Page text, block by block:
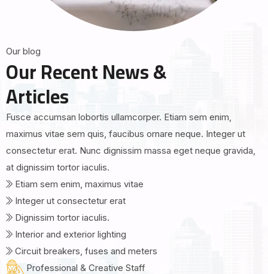
Our blog
OurRecentNews&
Articles
Fusce accumsan lobortis ullamcorper. Etiam sem enim,
maximus vitae sem quis, faucibus ornare neque. Integer ut
consectetur erat. Nunc dignissim massa eget neque gravida,
at dignissim tortor iaculis.
Etiam sem enim, maximus vitae
Integer ut consectetur erat
Dignissim tortor iaculis.
Interior and exterior lighting
Circuit breakers, fuses and meters
Professional & Creative Staff